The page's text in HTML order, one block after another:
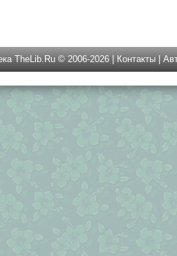
TheLib.Ru © 2006-2026 | Контакты |